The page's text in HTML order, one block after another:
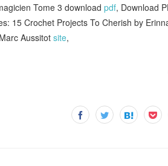
Tome 3 download pdf, Download
15 Crochet Projects To Cherish by
Aussitotsite,